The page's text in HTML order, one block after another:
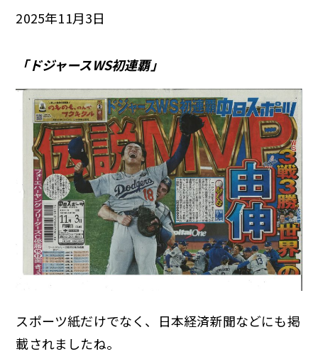
2025年11月3日
「ドジャースWS初連覇」
スポーツ紙だけでなく、日本経済新聞などにも掲
載されましたね。